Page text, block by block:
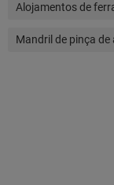
Alojamentos de
Mandril de pinça de